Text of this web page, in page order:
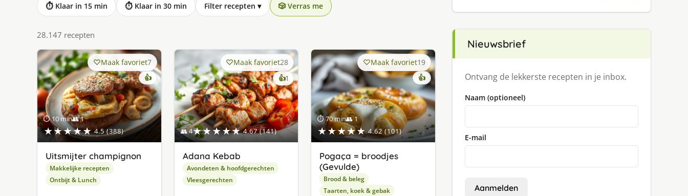
⏱ Klaar in 15 min ⏱ Klaar in 30 min Filter recepten ▾ 🎲 Verras me
28.147 recepten
⏱ 10 min👥 1
★★★★★ 4.5 (388)
Maak favoriet7
👍
Uitsmijter champignon
Makkelijke recepten
Ontbijt & Lunch
👥 4★★★★★ 4.67 (141)
Maak favoriet28
👍1 keer
lekker
gevonden
Adana Kebab
Avondeten & hoofdgerechten
Vleesgerechten
⏱ 70 min👥 1
★★★★★ 4.62 (101)
Maak favoriet19
👍
Pogaça = broodjes
(Gevulde)
Brood & beleg
Taarten, koek & gebak
Nieuwsbrief
Ontvang de lekkerste recepten in je inbox.
Naam (optioneel)
E-mail
Aanmelden